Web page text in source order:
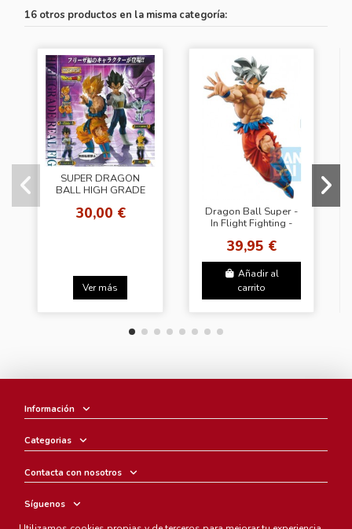
16 otros productos en la misma categoría:
SUPER DRAGON
BALL HIGH GRADE
Completo]
30,00 €
Ver más
Dragon Ball Super -
In Flight Fighting -
Coloring Edition
(80362)
39,95 €
Añadir al
carrito
Información
Categorias
Contacta con nosotros
Síguenos